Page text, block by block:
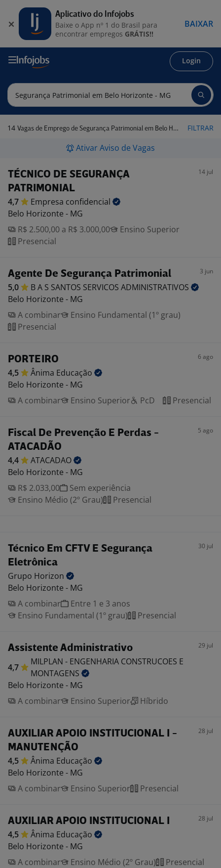
Login
14 Vagas de Emprego de Segurança Patrimonial em Belo Horizonte - MG FILTRAR
Ativar Aviso de Vagas
TÉCNICO DE SEGURANÇA
PATRIMONIAL
14 jul
4,7 Empresa confidencial
Belo Horizonte - MG
R$ 2.500,00 a R$ 3.000,00
Ensino Superior
Presencial
Agente De Segurança Patrimonial 3 jun
5,0 B A S SANTOS SERVICOS ADMINISTRATIVOS
Belo Horizonte - MG
A combinar
Ensino Fundamental (1º grau)
Presencial
PORTEIRO 6 ago
4,5 Ânima Educação
Belo Horizonte - MG
A combinar
Ensino Superior PcD Presencial
Fiscal De Prevenção E Perdas -
ATACADÃO
5 ago
4,4
ATACADAO
Belo Horizonte - MG
R$ 2.033,00
Sem experiência
Ensino Médio (2º Grau)
Presencial
Técnico Em CFTV E Segurança
Eletrônica
30 jul
Grupo Horizon
Belo Horizonte - MG
A combinar
Entre 1 e 3 anos
Ensino Fundamental (1º grau)
Presencial
Assistente Administrativo 29 jul
4,7
MILPLAN - ENGENHARIA CONSTRUCOES E
MONTAGENS
Belo Horizonte - MG
A combinar
Ensino Superior Híbrido
AUXILIAR APOIO INSTITUCIONAL I -
MANUTENÇÃO
28 jul
4,5 Ânima Educação
Belo Horizonte - MG
A combinar
Ensino Superior Presencial
AUXILIAR APOIO INSTITUCIONAL I 28 jul
4,5 Ânima Educação
Belo Horizonte - MG
A combinar
Ensino Médio (2º Grau) Presencial
Aplicativo do Infojobs
Baixe o App nº 1 do Brasil para
encontrar empregos GRÁTIS!!
BAIXAR